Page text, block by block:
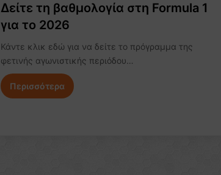
Δείτε τη βαθμολογία στη Formula 1
για το 2026
Κάντε κλικ εδώ για να δείτε το πρόγραμμα της
φετινής αγωνιστικής περιόδου…
Περισσότερα